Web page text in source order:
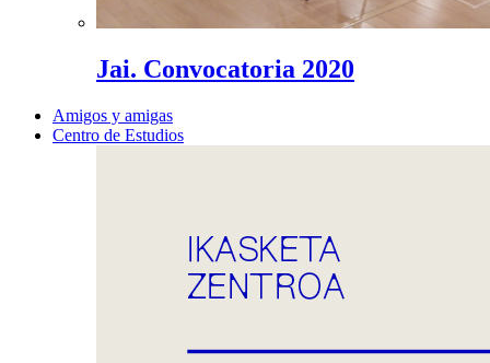
Jai. Convocatoria 2020
Amigos y amigas
Centro de Estudios